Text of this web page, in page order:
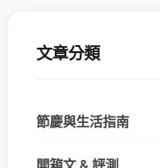
文章分類
節慶與生活指南